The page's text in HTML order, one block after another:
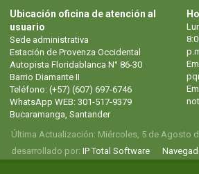
Ubicación oficina de atención al
usuario
Sede administrativa
Estación de Provenza Occidental
Autopista Floridablanca N° 86-30
Barrio Diamante II
Teléfono: (+57) (607) 697-6746
WhatsApp WEB: 301-517-9379
Bucaramanga, Santander
Última Actualización: Miércoles, 5 de Agosto
desarrollado por: IP Total Software